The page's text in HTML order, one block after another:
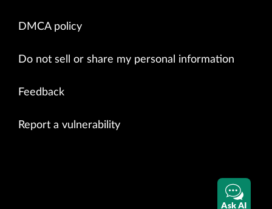
DMCA policy
Do not sell or share my personal information
Feedback
Report a vulnerability
Ask AI